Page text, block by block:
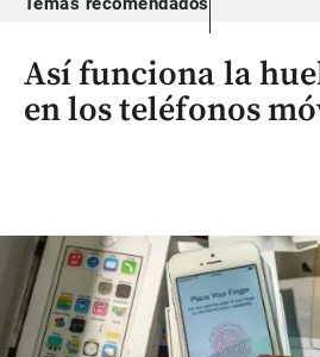
Así funciona la
en los teléfonos